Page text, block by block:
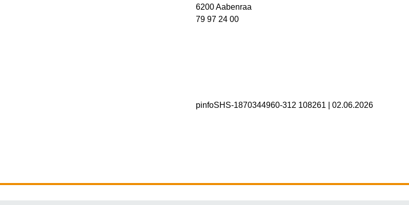
6200 Aabenraa
79 97 24 00
pinfoSHS-1870344960-312 108261 02.06.2026